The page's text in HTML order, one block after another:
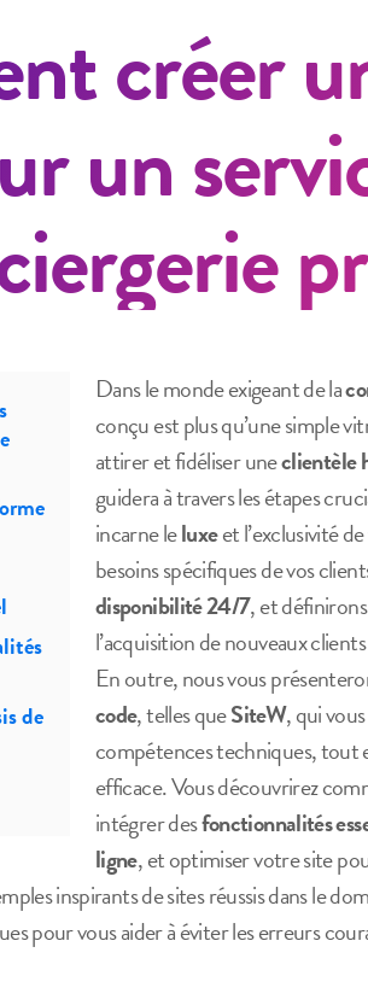
créer
un
de
Dans le monde exigeant de la
conçu est plus qu’une simple
attirer et fidéliser uneclientèle
guidera à travers les étapes
incarne leluxeet l’exclusivité
besoins spécifiques de vos
disponibilité 24/7, et
l’acquisition de nouveaux
En outre, nous vous
code, telles queSiteW, qui
compétences techniques, tout
efficace. Vous découvrirez
intégrer desfonctionnalités
ligne, et optimiser votre site
inspirants de sites réussis dans le
pour vous aider à éviter les erreurs